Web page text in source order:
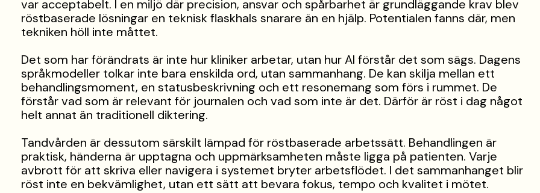
var acceptabelt. I en miljö där precision, ansvar och spårbarhet är grundläggande krav blev
röstbaserade lösningar en teknisk flaskhals snarare än en hjälp. Potentialen fanns där, men
tekniken höll inte måttet.
Det som har förändrats är inte hur kliniker arbetar, utan hur AI förstår det som sägs. Dagens
språkmodeller tolkar inte bara enskilda ord, utan sammanhang. De kan skilja mellan ett
behandlingsmoment, en statusbeskrivning och ett resonemang som förs i rummet. De
förstår vad som är relevant för journalen och vad som inte är det. Därför är röst i dag något
helt annat än traditionell diktering.
Tandvården är dessutom särskilt lämpad för röstbaserade arbetssätt. Behandlingen är
praktisk, händerna är upptagna och uppmärksamheten måste ligga på patienten. Varje
avbrott för att skriva eller navigera i systemet bryter arbetsflödet. I det sammanhanget blir
röst inte en bekvämlighet, utan ett sätt att bevara fokus, tempo och kvalitet i mötet.